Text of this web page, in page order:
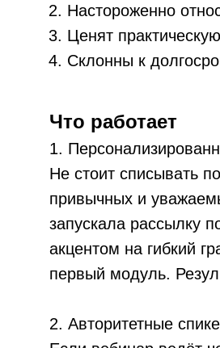
Настороженно
Ценят
Склонны к
Что работает
1.
Не стоит списывать
привычных и
запускала рассылку
акцентом на гибкий
первый модуль.
2. Авторитетные